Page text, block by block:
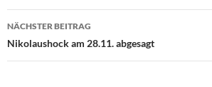
NÄCHSTER BEITRAG
Nikolaushock am 28.11. abgesagt